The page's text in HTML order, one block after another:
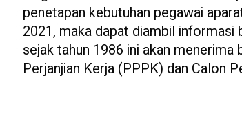
penetapan kebutuhan pegawai
2021, maka dapat diambil
sejak tahun 1986 ini akan
Perjanjian Kerja (PPPK) dan Calon